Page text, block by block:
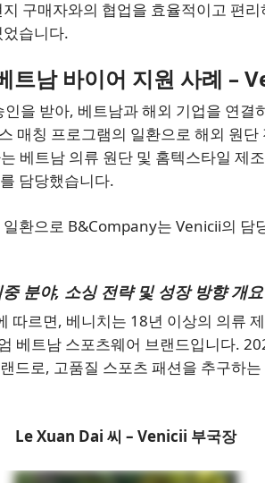
구매자와의 협업을 효율적이고 편
습니다.
남 바이어 지원 사례 –
을 받아, 베트남과 해외 기업을 연결
매칭 프로그램의 일환으로 해외 원
베트남 의류 원단 및 홈텍스타일 제
담당했습니다.
환으로 B&Company는 Venicii의 담
분야, 소싱 전략 및 성장 방향 개요
따르면, 베니치는 18년 이상의 의류
베트남 스포츠웨어 브랜드입니다.
드로, 고품질 스포츠 패션을 추구하
Le Xuan Dai 씨 – Venicii 부국장